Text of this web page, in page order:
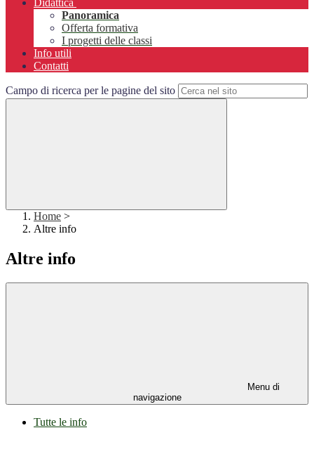
Didattica
Panoramica
Offerta formativa
I progetti delle classi
Info utili
Contatti
Campo di ricerca per le pagine del sito
Home >
Altre info
Altre info
Menu di
navigazione
Tutte le info